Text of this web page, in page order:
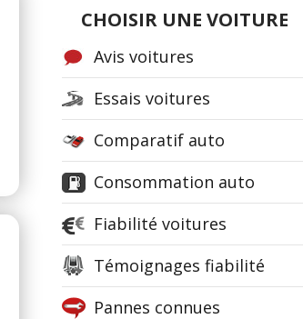
CHOISIR UNE VOITURE
Avis voitures
Essais voitures
Comparatif auto
Consommation auto
Fiabilité voitures
Témoignages fiabilité
Pannes connues